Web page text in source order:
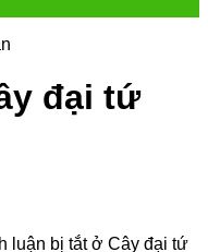
đại tứ
luận bị tắtở Cây đại tứ